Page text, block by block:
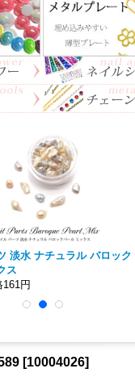
淡水 ナチュラル バロック
ス
円
[10004026]